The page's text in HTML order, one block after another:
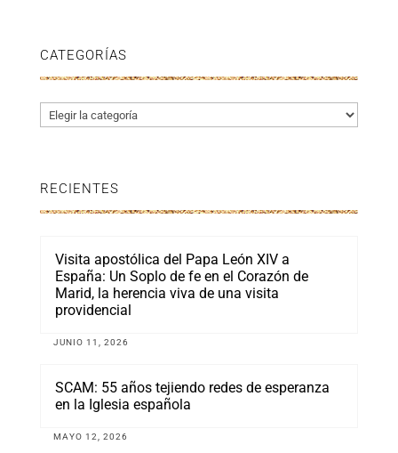
CATEGORÍAS
Categorías
RECIENTES
Visita apostólica del Papa León XIV a
España: Un Soplo de fe en el Corazón de
Marid, la herencia viva de una visita
providencial
JUNIO 11, 2026
SCAM: 55 años tejiendo redes de esperanza
en la Iglesia española
MAYO 12, 2026